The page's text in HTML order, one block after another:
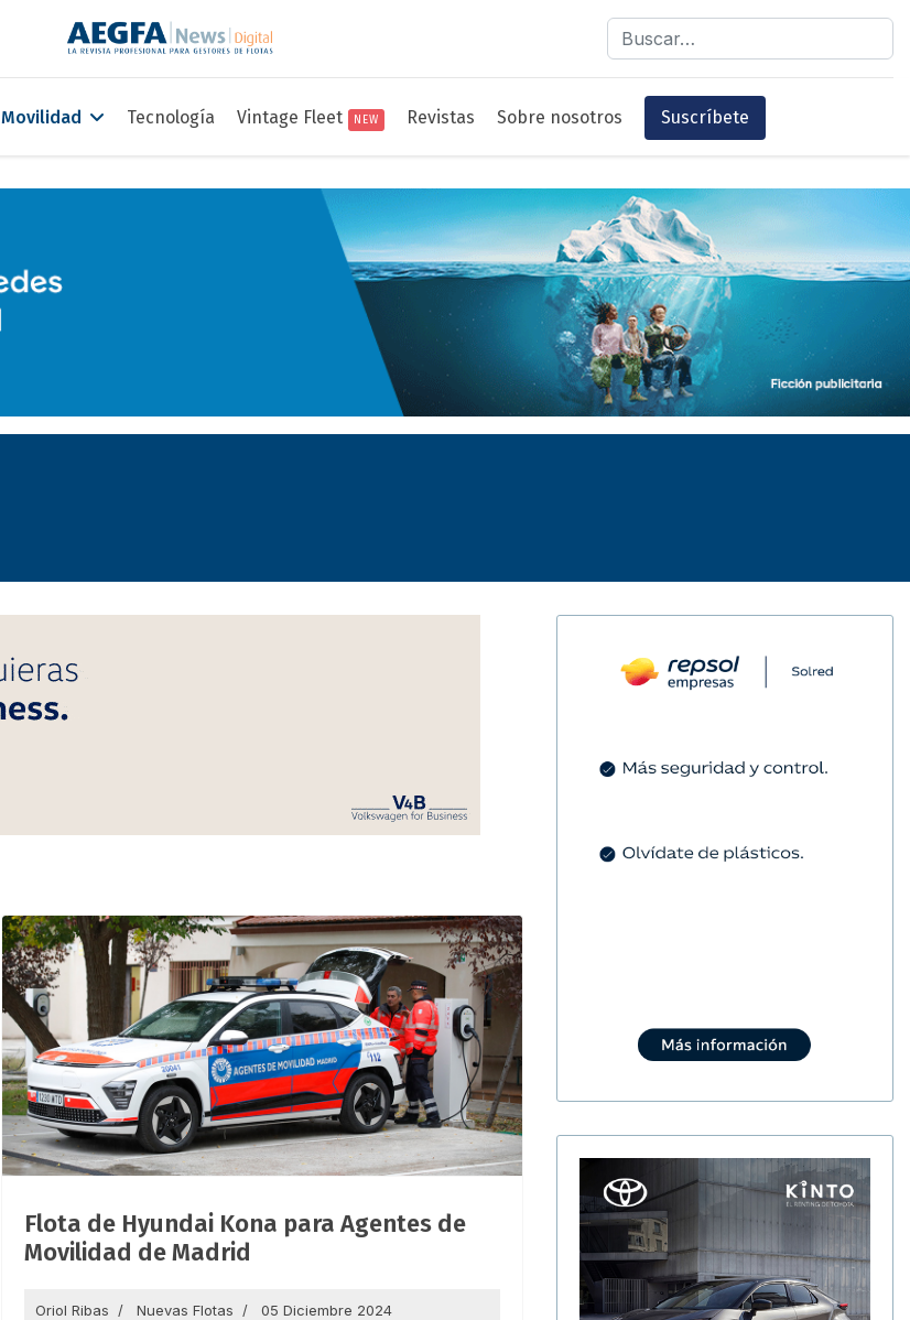
Buscar
Movilidad Tecnología Vintage Fleet NEW Revistas Sobre nosotros Suscríbete
Flota de Hyundai Kona para Agentes de
Movilidad de Madrid
Oriol Ribas Nuevas Flotas
05 Diciembre 2024